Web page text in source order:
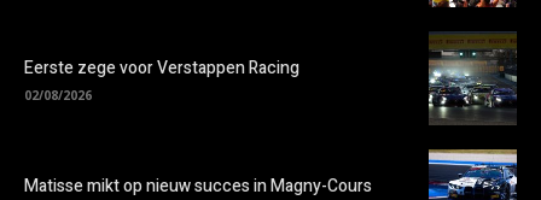
Eerste zege voor Verstappen Racing
02/08/2026
Matisse mikt op nieuw succes in Magny-Cours